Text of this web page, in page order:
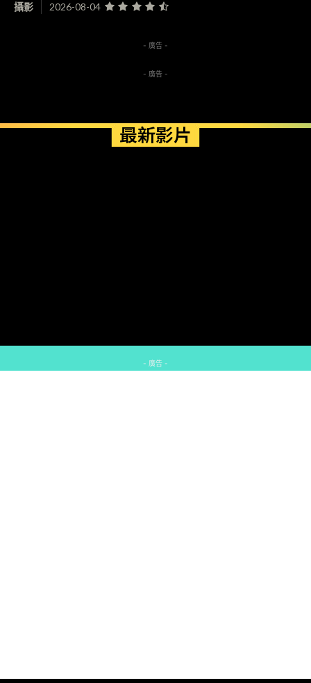
攝影 2026-08-04
- 廣告 -
- 廣告 -
最新影片
- 廣告 -